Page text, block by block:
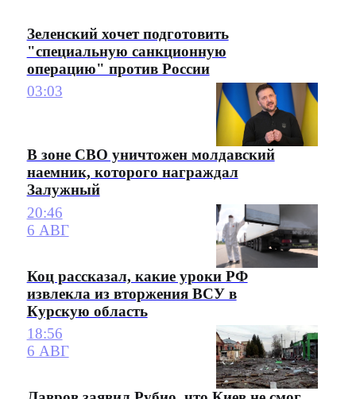
Зеленский хочет подготовить
"специальную санкционную
операцию" против России
03:03
В зоне СВО уничтожен молдавский
наемник, которого награждал
Залужный
20:46
6 АВГ
Коц рассказал, какие уроки РФ
извлекла из вторжения ВСУ в
Курскую область
18:56
6 АВГ